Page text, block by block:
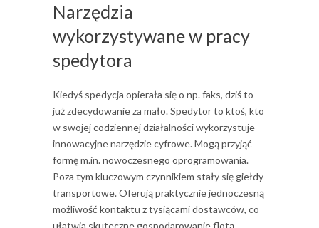
Narzędzia
wykorzystywane w pracy
spedytora
Kiedyś spedycja opierała się o np. faks, dziś to
już zdecydowanie za mało. Spedytor to ktoś, kto
w swojej codziennej działalności wykorzystuje
innowacyjne narzędzie cyfrowe. Mogą przyjąć
formę m.in. nowoczesnego oprogramowania.
Poza tym kluczowym czynnikiem stały się giełdy
transportowe. Oferują praktycznie jednoczesną
możliwość kontaktu z tysiącami dostawców, co
ułatwia skuteczne gospodarowanie flotą